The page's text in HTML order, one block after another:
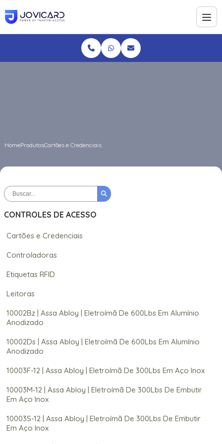
HomeProdutosCartões e Credenciais
CONTROLES DE ACESSO
Cartões e Credenciais
Controladoras
Etiquetas RFID
Leitoras
10002Bz | Assa Abloy | Eletroímã De 600Lbs Em Alumínio
Anodizado
10002Ds | Assa Abloy | Eletroímã De 600Lbs Em Alumínio
Anodizado
10003F-12 | Assa Abloy | Eletroímã De 300Lbs Em Aço Inox
10003M-12 | Assa Abloy | Eletroímã De 300Lbs De Embutir
Em Aço Inox
10003S-12 | Assa Abloy | Eletroímã De 300Lbs De Embutir
Em Aço Inox